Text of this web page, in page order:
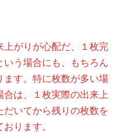
がりが心配だ、１枚完
いう場合にも、もちろん
ます。特に枚数が多い場
は、１枚実際の出来上
だいてから残りの枚数を
ります。